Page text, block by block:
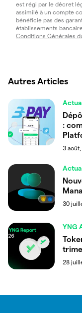
est régi par le décret
assimilé à un compte
bénéficie pas des
établissements
Conditions Générales
Autres Articles
:
3
30
YNG
28